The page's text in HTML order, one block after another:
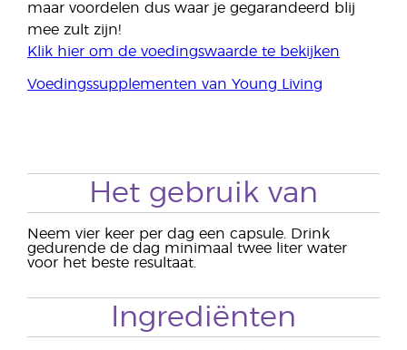
maar voordelen dus waar je gegarandeerd blij
mee zult zijn!
Klik hier om de voedingswaarde te bekijken
Voedingssupplementen van Young Living
Het gebruik van
Neem vier keer per dag een capsule. Drink
gedurende de dag minimaal twee liter water
voor het beste resultaat.
Ingrediënten